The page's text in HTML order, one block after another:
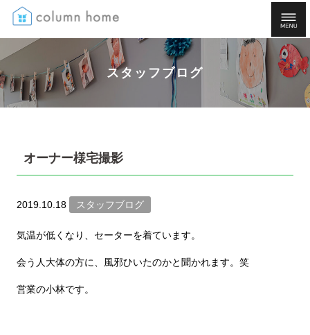
スタッフブログ
オーナー様宅撮影
2019.10.18 スタッフブログ
気温が低くなり、セーターを着ています。
会う人大体の方に、風邪ひいたのかと聞かれます。笑
営業の小林です。